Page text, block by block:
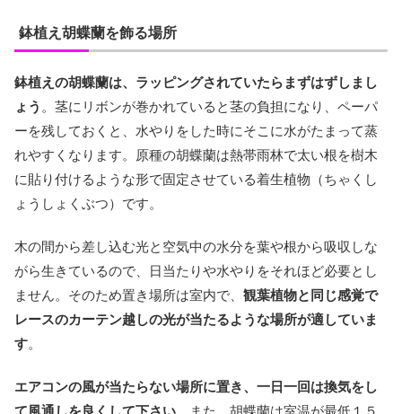
鉢植え胡蝶蘭を飾る場所
鉢植えの胡蝶蘭は、ラッピングされていたらまずはずしまし
ょう 。茎にリボンが巻かれていると茎の負担になり、ペーパ
ーを残しておくと、水やりをした時にそこに水がたまって蒸
れやすくなります。原種の胡蝶蘭は熱帯雨林で太い根を樹木
に貼り付けるような形で固定させている着生植物（ちゃくし
ょうしょくぶつ）です。
木の間から差し込む光と空気中の水分を葉や根から吸収しな
がら生きているので、日当たりや水やりをそれほど必要とし
ません。そのため置き場所は室内で、 観葉植物と同じ感覚で
レースのカーテン越しの光が当たるような場所が適していま
す。
エアコンの風が当たらない場所に置き、一日一回は換気をし